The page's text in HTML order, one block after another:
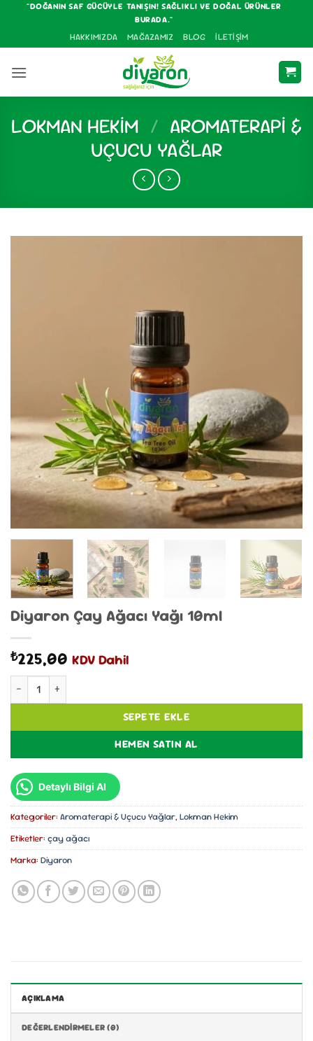
İçeriğe"DOĞANIN SAF GÜCÜYLE TANIŞIN! SAĞLIKLI VE DOĞAL ÜRÜNLER
BURADA."
HAKKIMIZDA MAĞAZAMIZ BLOG İLETIŞIM
LOKMAN HEKIM / AROMATERAPI &
UÇUCU YAĞLAR
Diyaron Çay Ağacı Yağı 10ml
₺225,00 KDV Dahil
Diyaron Çay Ağacı Yağı 10ml adet
SEPETE EKLE
HEMEN SATIN AL
Detaylı Bilgi Al
Kategoriler: Aromaterapi & Uçucu Yağlar, Lokman Hekim
Etiketler: çay ağacı
Marka: Diyaron
AÇIKLAMA
DEĞERLENDIRMELER (0)